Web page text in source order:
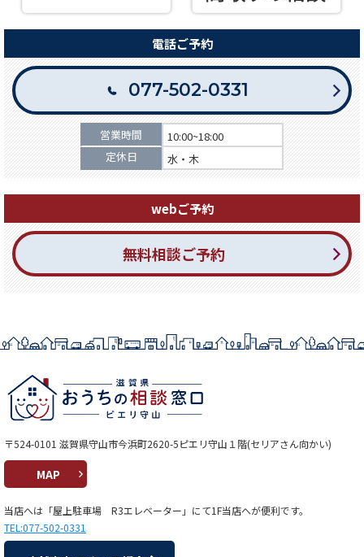
電話ご予約
077-502-0331
営業時間
10:00~18:00
定休日
水・木
webご予約
無料相談ご予約
〒524-0101 滋賀県守山市今浜町2620-5ピエリ守山１階(セリアさん向かい)
MAP
当店へは「屋上駐車場 R3エレベーター」にて1F当店へが便利です。
TEL:077-502-0331